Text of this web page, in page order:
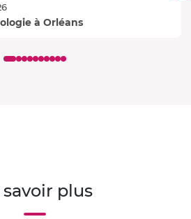
à Orléans
savoir plus